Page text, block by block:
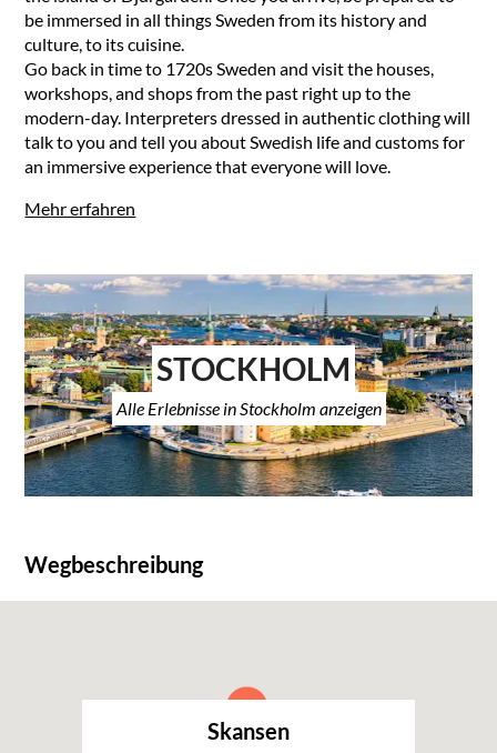
be immersed in all things Sweden from its history and
culture, to its cuisine.
Go back in time to 1720s Sweden and visit the houses,
workshops, and shops from the past right up to the
modern-day. Interpreters dressed in authentic clothing will
talk to you and tell you about Swedish life and customs for
an immersive experience that everyone will love.
Mehr erfahren
STOCKHOLM
Alle Erlebnisse in Stockholm anzeigen
Wegbeschreibung
Skansen